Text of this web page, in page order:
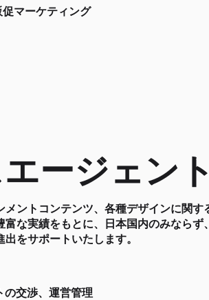
マーケティング
ージェン
ントコンテンツ、各種デザインに関
な実績をもとに、日本国内のみなら
をサポートいたします。
の交渉、運営管理